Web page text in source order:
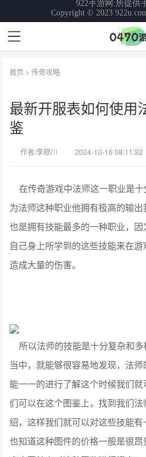
首页 >传奇攻略
最新开服表如何使用
鉴
作者:李穆川 2024-10-16 08:11:32
在传奇游戏中法师这一职业是
为法师这种职业他拥有极高的输出
也是拥有技能最多的一种职业，
自己身上所学到的这些技能来在
造成大量的伤害。
所以法师的技能是十分复杂和
当中，就能够很容易地发现，法
能一一的进行了解这个时候我们
们可以在这个图鉴上，找到我们
绍，这样我们就可以对这些技能
也知道这种图件的价格一般是很